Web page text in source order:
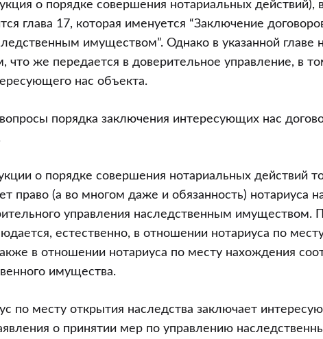
о порядке совершения нотариальных действий),
глава 17, которая именуется “Заключение
имуществом”. Однако в указанной главе
что же передается в доверительное управление, в
нас объекта.
порядка заключения интересующих нас
о порядке совершения нотариальных действий
право (а во многом даже и обязанность) нотариуса
управления наследственным имуществом.
естественно, в отношении нотариуса по
в отношении нотариуса по месту нахождения
имущества.
по месту открытия наследства заключает
о принятии мер по управлению